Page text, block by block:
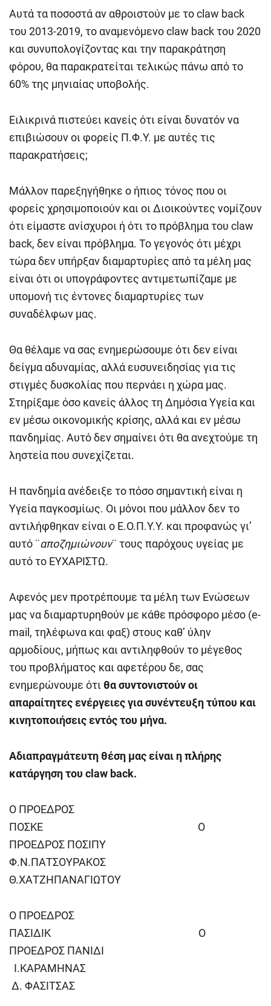
Αυτά τα ποσοστά αν αθροιστούν με το claw back
του 2013-2019, το αναμενόμενο claw back του 2020
και συνυπολογίζοντας και την παρακράτηση
φόρου, θα παρακρατείται τελικώς πάνω από το
60% της μηνιαίας υποβολής.
Ειλικρινά πιστεύει κανείς ότι είναι δυνατόν να
επιβιώσουν οι φορείς Π.Φ.Υ. με αυτές τις
παρακρατήσεις;
Μάλλον παρεξηγήθηκε ο ήπιος τόνος που οι
φορείς χρησιμοποιούν και οι Διοικούντες νομίζουν
ότι είμαστε ανίσχυροι ή ότι το πρόβλημα του claw
back, δεν είναι πρόβλημα. Το γεγονός ότι μέχρι
τώρα δεν υπήρξαν διαμαρτυρίες από τα μέλη μας
είναι ότι οι υπογράφοντες αντιμετωπίζαμε με
υπομονή τις έντονες διαμαρτυρίες των
συναδέλφων μας.
Θα θέλαμε να σας ενημερώσουμε ότι δεν είναι
δείγμα αδυναμίας, αλλά ευσυνειδησίας για τις
στιγμές δυσκολίας που περνάει η χώρα μας.
Στηρίξαμε όσο κανείς άλλος τη Δημόσια Υγεία και
εν μέσω οικονομικής κρίσης, αλλά και εν μέσω
πανδημίας. Αυτό δεν σημαίνει ότι θα ανεχτούμε τη
ληστεία που συνεχίζεται.
Η πανδημία ανέδειξε το πόσο σημαντική είναι η
Υγεία παγκοσμίως. Οι μόνοι που μάλλον δεν το
αντιλήφθηκαν είναι ο Ε.Ο.Π.Υ.Υ. και προφανώς γι’
αυτό ¨αποζημιώνουν¨ τους παρόχους υγείας με
αυτό το ΕΥΧΑΡΙΣΤΩ.
Αφενός μεν προτρέπουμε τα μέλη των Ενώσεων
μας να διαμαρτυρηθούν με κάθε πρόσφορο μέσο (e-
mail, τηλέφωνα και φαξ) στους καθ’ ύλην
αρμοδίους, μήπως και αντιληφθούν το μέγεθος
του προβλήματος και αφετέρου δε, σας
ενημερώνουμε ότι θα συντονιστούν οι
απαραίτητες ενέργειες για συνέντευξη τύπου και
κινητοποιήσεις εντός του μήνα.
Αδιαπραγμάτευτη θέση μας είναι η πλήρης
κατάργηση τουclaw back.
Ο ΠΡΟΕΔΡΟΣ
ΠΟΣΚΕ Ο
ΠΡΟΕΔΡΟΣ ΠΟΣΙΠΥ
Φ.Ν.ΠΑΤΣΟΥΡΑΚΟΣ
Θ.ΧΑΤΖΗΠΑΝΑΓΙΩΤΟΥ
Ο ΠΡΟΕΔΡΟΣ
ΠΑΣΙΔΙΚ Ο
ΠΡΟΕΔΡΟΣ ΠΑΝΙΔΙ
Ι.ΚΑΡΑΜΗΝΑΣ
Δ. ΦΑΣΙΤΣΑΣ